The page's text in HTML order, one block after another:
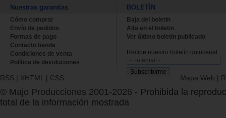
Nuestras garantías
Cómo comprar
Envío de pedidos
Formas de pago
Contacto tienda
Condiciones de venta
Política de devoluciones
BOLETÍN
Baja del boletin
Alta en el boletin
Ver último boletin publicado
Recibe nuestro boletín quincenal.
RSS | XHTML | CSS Mapa Web |
© Majo Producciones 2001-2026 - Prohibida la
total de la información mostrada